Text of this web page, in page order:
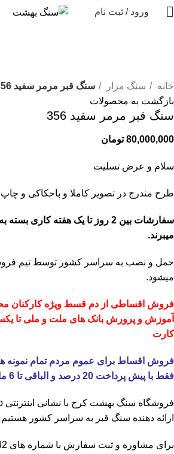
ورود / ثبت نام
خانه
سنگ مزار
سنگ قبر مرمر سفید 356
بازگشت به محصولات
سنگ قبر مرمر سفید 356
80,000,000 تومان
سلام و عرض تسلیت
طرح مندرج در تصویر کاملا و باحکاکی و
سفارشات بین 2 روز تا یک هفته
میبرند.
حمل و نصب به سراسر کشور توسط تیم
میشود.
فروش اقساطی از دم قسط ویژه کارکنان
آموزش و پرورش بانک های ملت و ملی تا
کارت
فروش اقساط برای عموم مردم تمام نمونه
فقط با پیش پرداخت 20 درصد و الباقی تا 6 ماه قابل اقساط هستند.
فروشگاه سنگ بهشت کرج با نشانی اینترنتی
ارائه دهنده سنگ قبر به سراسر کشور هستیم
برای مشاوره و ثبت سفارش با شماره های